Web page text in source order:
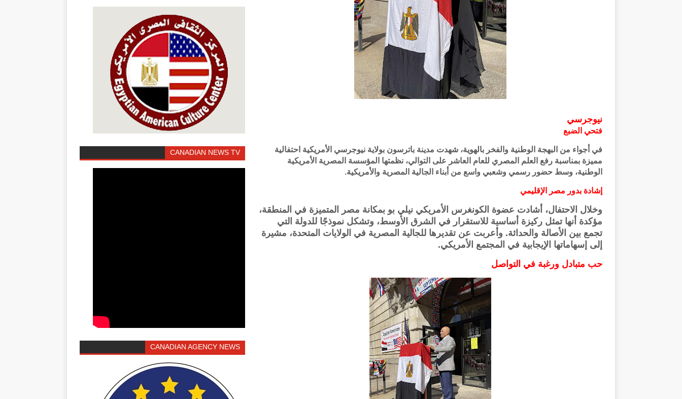
نيوجرسي
فتحي الضبع
في أجواء من البهجة الوطنية والفخر بالهوية، شهدت مدينة باترسون بولاية نيوجرسي الأمريكية احتفالية
مميزة بمناسبة رفع العلم المصري للعام العاشر على التوالي، نظمتها المؤسسة المصرية الأمريكية
الوطنية، وسط حضور رسمي وشعبي واسع من أبناء الجالية المصرية والأمريكية.
إشادة بدور مصر الإقليمي
وخلال الاحتفال، أشادت عضوة الكونغرس الأمريكي نيلي بو بمكانة مصر المتميزة في المنطقة،
مؤكدة أنها تمثل ركيزة أساسية للاستقرار في الشرق الأوسط، وتشكل نموذجًا للدولة التي
تجمع بين الأصالة والحداثة. وأعربت عن تقديرها للجالية المصرية في الولايات المتحدة، مشيرة
إلى إسهاماتها الإيجابية في المجتمع الأمريكي.
حب متبادل ورغبة في التواصل
CANADIAN NEWS TV
CANADIAN AGENCY NEWS